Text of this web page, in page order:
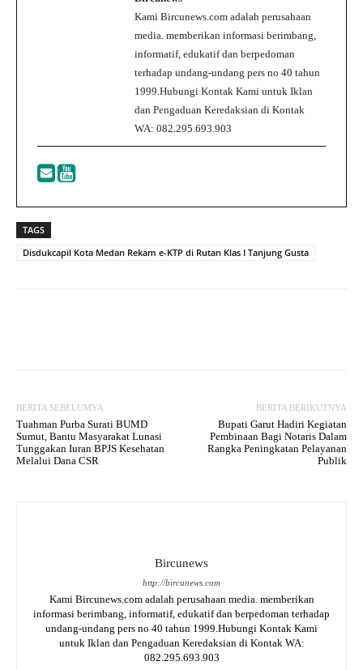
Kami Bircunews.com adalah perusahaan
media. memberikan informasi berimbang,
informatif, edukatif dan berpedoman
terhadap undang-undang pers no 40 tahun
1999.Hubungi Kontak Kami untuk Iklan
dan Pengaduan Keredaksian di Kontak
WA: 082.295.693.903
TAGS
Disdukcapil Kota Medan Rekam e-KTP di Rutan Klas I Tanjung Gusta
BERITA SEBELUMYA
Tuahman Purba Surati BUMD
Sumut, Bantu Masyarakat Lunasi
Tunggakan Iuran BPJS Kesehatan
Melalui Dana CSR
BERITA BERIKUTNYA
Bupati Garut Hadiri Kegiatan
Pembinaan Bagi Notaris Dalam
Rangka Peningkatan Pelayanan
Publik
Bircunews
http://bircunews.com
Kami Bircunews.com adalah perusahaan media. memberikan
informasi berimbang, informatif, edukatif dan berpedoman terhadap
undang-undang pers no 40 tahun 1999.Hubungi Kontak Kami
untuk Iklan dan Pengaduan Keredaksian di Kontak WA:
082.295.693.903